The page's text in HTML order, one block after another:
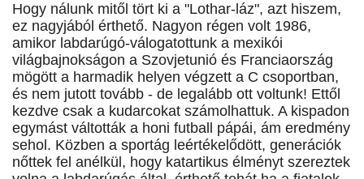
Hogy nálunk mitől tört ki a "Lothar-láz", azt hiszem,
ez nagyjából érthető. Nagyon régen volt 1986,
amikor labdarúgó-válogatottunk a mexikói
világbajnokságon a Szovjetunió és Franciaország
mögött a harmadik helyen végzett a C csoportban,
és nem jutott tovább - de legalább ott voltunk! Ettől
kezdve csak a kudarcokat számolhattuk. A kispadon
egymást váltották a honi futball pápái, ám eredmény
sehol. Közben a sportág leértékelődött, generációk
nőttek fel anélkül, hogy katartikus élményt szereztek